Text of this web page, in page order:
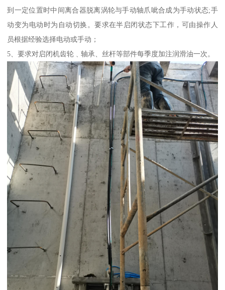
到一定位置时中间离合器脱离涡轮与手动轴爪呲合成为手动状态;手
动变为电动时为自动切换。要求在半启闭状态下工作，可由操作人
员根据经验选择电动或手动；
5、要求对启闭机齿轮﹑轴承、丝杆等部件每季度加注润滑油一次。